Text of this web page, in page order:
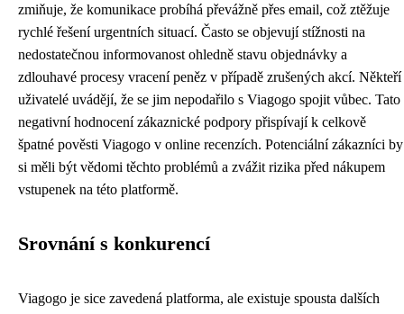
zmiňuje, že komunikace probíhá převážně přes email, což ztěžuje
rychlé řešení urgentních situací. Často se objevují stížnosti na
nedostatečnou informovanost ohledně stavu objednávky a
zdlouhavé procesy vracení peněz v případě zrušených akcí. Někteří
uživatelé uvádějí, že se jim nepodařilo s Viagogo spojit vůbec. Tato
negativní hodnocení zákaznické podpory přispívají k celkově
špatné pověsti Viagogo v online recenzích. Potenciální zákazníci by
si měli být vědomi těchto problémů a zvážit rizika před nákupem
vstupenek na této platformě.
Srovnání s konkurencí
Viagogo je sice zavedená platforma, ale existuje spousta dalších